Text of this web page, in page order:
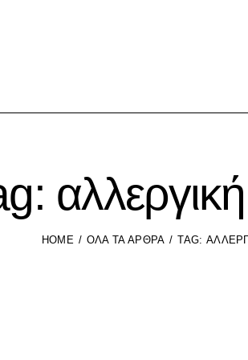
αλλεργική
HOME ΌΛΑ ΤΑ ΆΡΘΡΑ TAG: